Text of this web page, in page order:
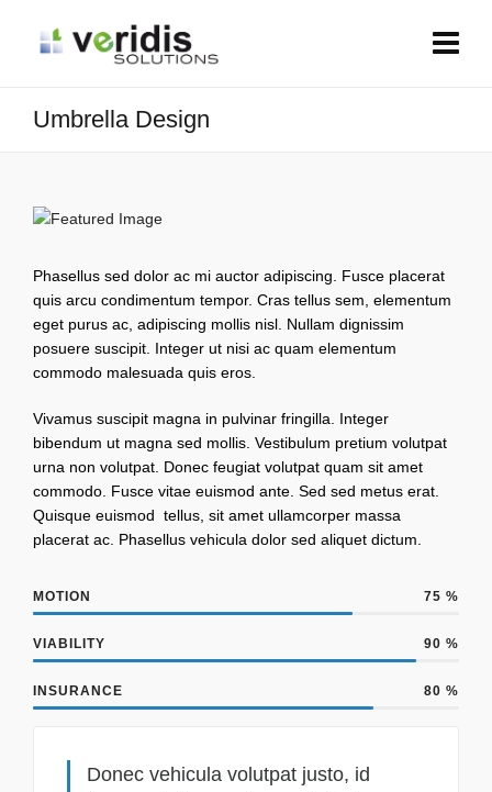
Umbrella Design
Phasellus sed dolor ac mi auctor adipiscing. Fusce placerat
quis arcu condimentum tempor. Cras tellus sem, elementum
eget purus ac, adipiscing mollis nisl. Nullam dignissim
posuere suscipit. Integer ut nisi ac quam elementum
commodo malesuada quis eros.
Vivamus suscipit magna in pulvinar fringilla. Integer
bibendum ut magna sed mollis. Vestibulum pretium volutpat
urna non volutpat. Donec feugiat volutpat quam sit amet
commodo. Fusce vitae euismod ante. Sed sed metus erat.
Quisque euismod tellus, sit amet ullamcorper massa
placerat ac. Phasellus vehicula dolor sed aliquet dictum.
MOTION 75 %
VIABILITY 90 %
INSURANCE 80 %
Donec vehicula volutpat justo, id